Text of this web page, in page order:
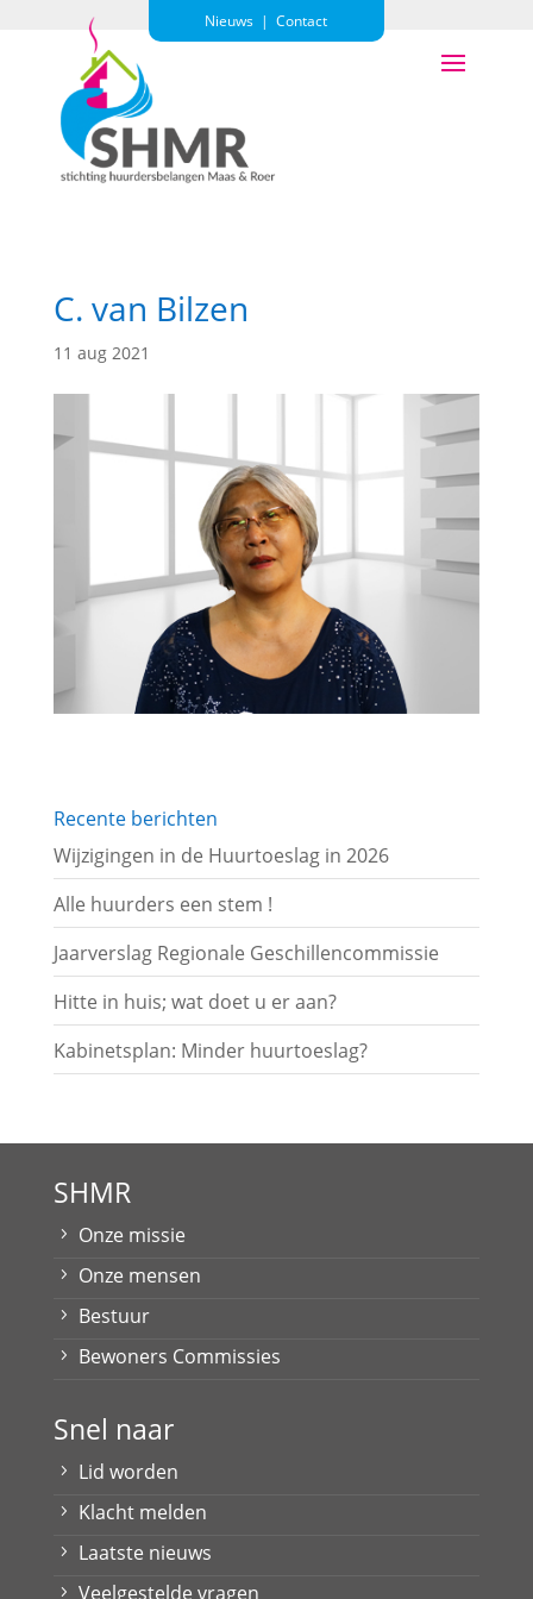
Nieuws |Contact
C. van Bilzen
11 aug 2021
Recente berichten
Wijzigingen in de Huurtoeslag in 2026
Alle huurders een stem !
Jaarverslag Regionale Geschillencommissie
Hitte in huis; wat doet u er aan?
Kabinetsplan: Minder huurtoeslag?
SHMR
Onze missie
Onze mensen
Bestuur
Bewoners Commissies
Snel naar
Lid worden
Klacht melden
Laatste nieuws
Veelgestelde vragen